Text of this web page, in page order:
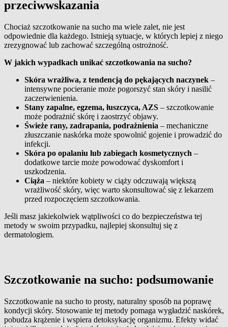
przeciwwskazania
Chociaż szczotkowanie na sucho ma wiele zalet, nie jest
odpowiednie dla każdego. Istnieją sytuacje, w których lepiej z niego
zrezygnować lub zachować szczególną ostrożność.
W jakich wypadkach unikać szczotkowania na sucho?
Skóra wrażliwa, z tendencją do pękających naczynek –
intensywne pocieranie może pogorszyć stan skóry i nasilić
zaczerwienienia.
Stany zapalne, egzema, łuszczyca, AZS – szczotkowanie
może podrażnić skórę i zaostrzyć objawy.
Świeże rany, zadrapania, podrażnienia – mechaniczne
złuszczanie naskórka może spowolnić gojenie i prowadzić do
infekcji.
Skóra po opalaniu lub zabiegach kosmetycznych –
dodatkowe tarcie może powodować dyskomfort i
uszkodzenia.
Ciąża – niektóre kobiety w ciąży odczuwają większą
wrażliwość skóry, więc warto skonsultować się z lekarzem
przed rozpoczęciem szczotkowania.
Jeśli masz jakiekolwiek wątpliwości co do bezpieczeństwa tej
metody w swoim przypadku, najlepiej skonsultuj się z
dermatologiem.
Szczotkowanie na sucho: podsumowanie
Szczotkowanie na sucho to prosty, naturalny sposób na poprawę
kondycji skóry. Stosowanie tej metody pomaga wygładzić naskórek,
pobudza krążenie i wspiera detoksykację organizmu. Efekty widać